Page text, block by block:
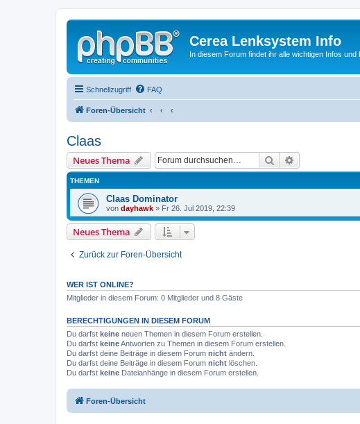
Cerea Lenksystem Info
In diesem Forum findet ihr alle wichtigen Infos und
Schnellzugriff FAQ
Foren-Übersicht
Claas
Neues Thema Suche
THEMEN
Claas Dominator
von dayhawk » Fr 26. Jul 2019, 22:39
Neues Thema
Zurück zur Foren-Übersicht
WER IST ONLINE?
Mitglieder in diesem Forum: 0 Mitglieder und 8 Gäste
BERECHTIGUNGEN IN DIESEM FORUM
Du darfst keine neuen Themen in diesem Forum erstellen.
Du darfst keineAntworten zu Themen in diesem Forum erstellen.
Du darfst deine Beiträge in diesem Forum nicht ändern.
Du darfst deine Beiträge in diesem Forum nicht löschen.
Du darfst keine Dateianhänge in diesem Forum erstellen.
Foren-Übersicht